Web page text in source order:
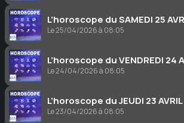
L’horoscope du SAMEDI 25
Le 25/04/2026 à 08:05
L’horoscope du VENDREDI 24
Le 24/04/2026 à 08:05
L’horoscope du JEUDI 23
Le 23/04/2026 à 08:05